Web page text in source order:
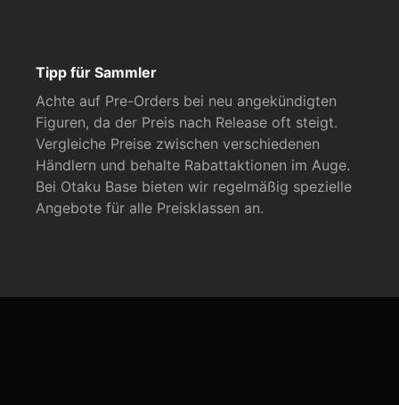
Tipp für Sammler
Achte auf Pre-Orders bei neu angekündigten
Figuren, da der Preis nach Release oft steigt.
Vergleiche Preise zwischen verschiedenen
Händlern und behalte Rabattaktionen im Auge.
Bei Otaku Base bieten wir regelmäßig spezielle
Angebote für alle Preisklassen an.